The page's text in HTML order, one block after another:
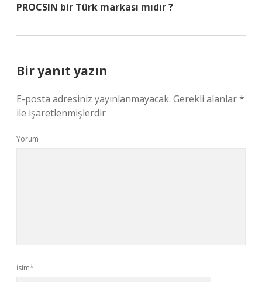
PROCSIN bir Türk markası mıdır ?
Bir yanıt yazın
E-posta adresiniz yayınlanmayacak. Gerekli alanlar*
ile işaretlenmişlerdir
Yorum
İsim*